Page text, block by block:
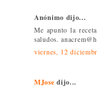
Anónimo dijo...
Me apunto la
saludos.
viernes, 12
MJose dijo...